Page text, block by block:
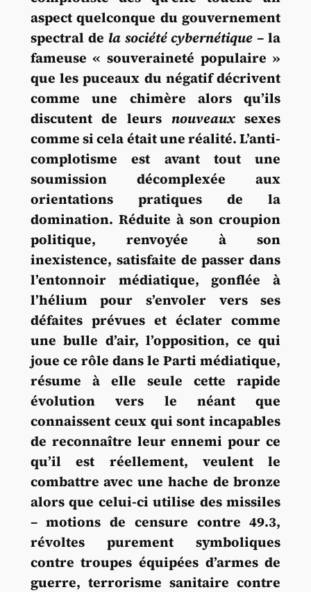
aspect quelconque du gouvernement
spectral de la société cybernétique – la
fameuse « souveraineté populaire »
que les puceaux du négatif décrivent
comme une chimère alors qu’ils
discutent de leurs nouveauxsexes
comme si cela était une réalité. L’anti-
complotisme est avant tout une
soumission décomplexée aux
orientations pratiques de la
domination. Réduite à son croupion
politique, renvoyée à son
inexistence, satisfaite de passer dans
l’entonnoir médiatique, gonflée à
l’hélium pour s’envoler vers ses
défaites prévues et éclater comme
une bulle d’air, l’opposition, ce qui
joue ce rôle dans le Parti médiatique,
résume à elle seule cette rapide
évolution vers le néant que
connaissent ceux qui sont incapables
de reconnaître leur ennemi pour ce
qu’il est réellement, veulent le
combattre avec une hache de bronze
alors que celui-ci utilise des missiles
– motions de censure contre 49.3,
révoltes purement symboliques
contre troupes équipées d’armes de
guerre, terrorisme sanitaire contre